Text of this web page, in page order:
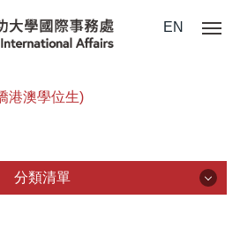
EN
港澳學位生)
分類清單